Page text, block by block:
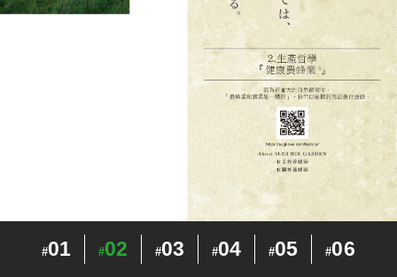
#01 #02 #03 #04 #05 #06